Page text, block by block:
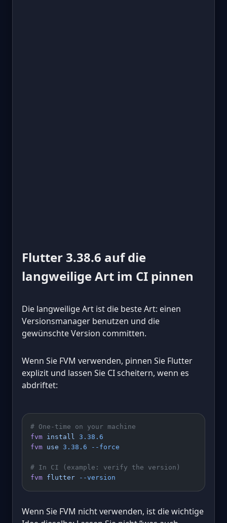
Flutter 3.38.6 auf die
langweilige Art im CI pinnen
Die langweilige Art ist die beste Art: einen
Versionsmanager benutzen und die
gewünschte Version committen.
Wenn Sie FVM verwenden, pinnen Sie Flutter
explizit und lassen Sie CI scheitern, wenn es
abdriftet:
# One-time on your machine
fvm install
3.38.6
fvm use 3.38.6 --force
# In CI (example: verify the version)
fvm flutter --version
Wenn Sie FVM nicht verwenden, ist die wichtige